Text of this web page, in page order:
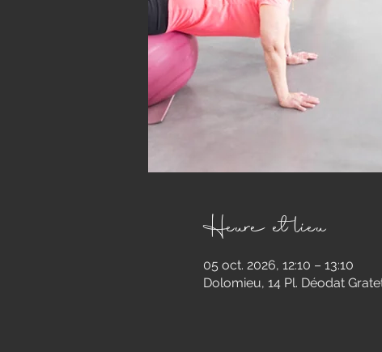
Heure et lieu
05 oct. 2026, 12:10 – 13:10
Dolomieu, 14 Pl. Déodat